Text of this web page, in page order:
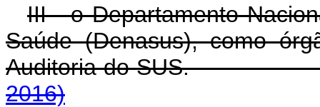
III - o Departamento
Saúde (Denasus), como
Auditoria do
2016)